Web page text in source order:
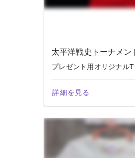
プレゼント用オリジナル
詳細を見る